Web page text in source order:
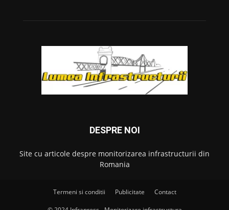
DESPRE NOI
Site cu articole despre monitorizarea infrastructurii din
Romania
Termeni si conditii Publicitate Contact